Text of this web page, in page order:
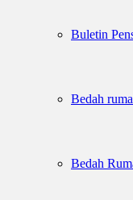
Buletin
Bedah
Bedah